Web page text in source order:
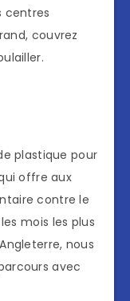
centres
couvrez
plastique pour
offre aux
contre le
mois les plus
nous
avec